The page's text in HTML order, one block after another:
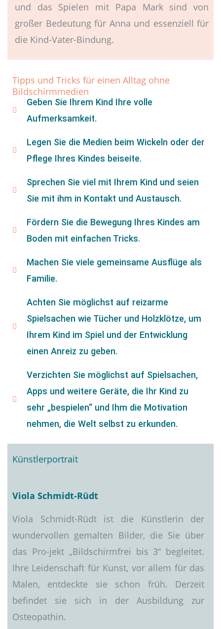
und das Spielen mit Papa Mark sind von
großer Bedeutung für Anna und essenziell für
die Kind-Vater-Bindung.
Tipps und Tricks für einen Alltag ohne
Bildschirmmedien
Geben Sie Ihrem Kind Ihre volle
Aufmerksamkeit.
Legen Sie die Medien beim Wickeln oder der
Pflege Ihres Kindes beiseite.
Sprechen Sie viel mit Ihrem Kind und seien
Sie mit ihm in Kontakt und Austausch.
Fördern Sie die Bewegung Ihres Kindes am
Boden mit einfachen Tricks.
Machen Sie viele gemeinsame Ausflüge als
Familie.
Achten Sie möglichst auf reizarme
Spielsachen wie Tücher und Holzklötze, um
Ihrem Kind im Spiel und der Entwicklung
einen Anreiz zu geben.
Verzichten Sie möglichst auf Spielsachen,
Apps und weitere Geräte, die Ihr Kind zu
sehr „bespielen“ und Ihm die Motivation
nehmen, die Welt selbst zu erkunden.
Künstlerportrait
Viola Schmidt-Rüdt
Viola Schmidt-Rüdt ist die Künstlerin der
wundervollen gemalten Bilder, die Sie über
das Pro-jekt „Bildschirmfrei bis 3“ begleitet.
Ihre Leidenschaft für Kunst, vor allem für das
Malen, entdeckte sie schon früh. Derzeit
befindet sie sich in der Ausbildung zur
Osteopathin.